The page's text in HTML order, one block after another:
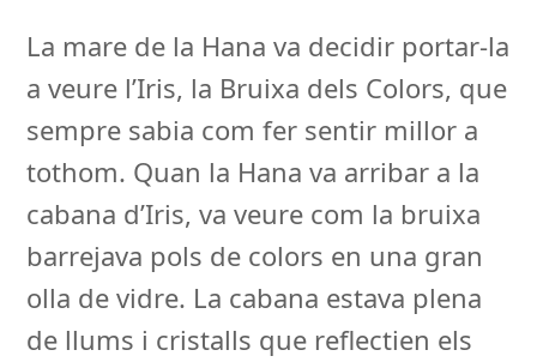
La mare de la Hana va decidir portar-la
a veure l’Iris, la Bruixa dels Colors, que
sempre sabia com fer sentir millor a
tothom. Quan la Hana va arribar a la
cabana d’Iris, va veure com la bruixa
barrejava pols de colors en una gran
olla de vidre. La cabana estava plena
de llums i cristalls que reflectien els